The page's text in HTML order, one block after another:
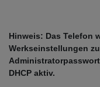
Hinweis: Das Telefon
Werkseinstellungen
DHCP aktiv.